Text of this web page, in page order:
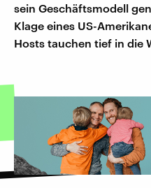
sein Geschäftsmodell
Klage eines US-
Hosts tauchen tief in die